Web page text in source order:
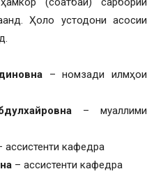
Ҳоло устодони асосии
– номзади илмҳои
– муаллими
ассистенти кафедра
– ассистенти кафедра